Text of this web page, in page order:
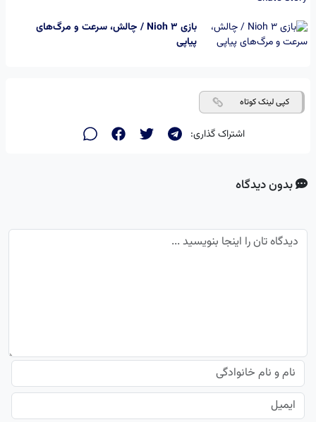
بازی Nioh 3 / چالش، سرعت و مرگ‌های
پیاپی
کپی لینک کوتاه
اشتراک گذاری:
بدون دیدگاه